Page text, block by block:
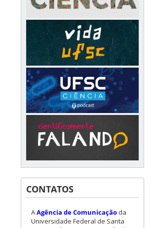
CONTATOS
AAgência de Comunicaçãoda
Universidade Federal de Santa